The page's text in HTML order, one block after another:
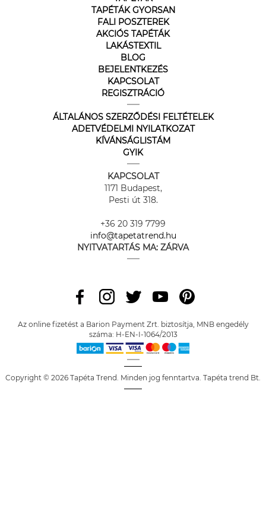
TAPÉTÁK GYORSAN
FALI POSZTEREK
AKCIÓS TAPÉTÁK
LAKÁSTEXTIL
BLOG
BEJELENTKEZÉS
KAPCSOLAT
REGISZTRÁCIÓ
ÁLTALÁNOS SZERZŐDÉSI FELTÉTELEK
ADETVÉDELMI NYILATKOZAT
KÍVÁNSÁGLISTÁM
GYIK
KAPCSOLAT
1171 Budapest,
Pesti út 318.
+36 20 319 7799
info@tapetatrend.hu
NYITVATARTÁS MA: ZÁRVA
Az online fizetést a Barion Payment Zrt. biztosítja, MNB engedély
száma: H-EN-I-1064/2013
Copyright © 2026 Tapéta Trend. Minden jog fenntartva. Tapéta trend Bt.